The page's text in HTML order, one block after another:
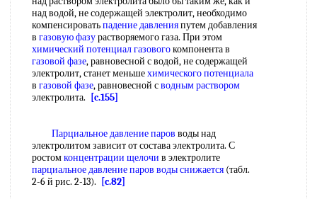
над водой, не содержащей электролит, необходимо
компенсироватьпадение давленияпутем добавления
в газовую фазурастворяемого газа. При этом
химический потенциал газовогокомпонента в
газовой фазе, равновесной с водой, не содержащей
электролит, станет меньшехимического потенциала
в газовой фазе, равновесной сводным раствором
электролита.
[c.155]
Парциальное давление паров воды над
электролитом зависит от состава электролита. С
ростомконцентрации щелочи в электролите
парциальное давление паров воды снижается (табл.
2-6 й рис. 2-13).
[c.82]